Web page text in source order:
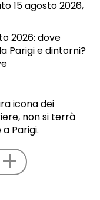
15 agosto 2026,
2026: dove
Parigi e dintorni?
icona dei
non si terrà
Parigi.